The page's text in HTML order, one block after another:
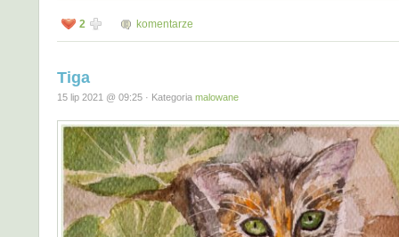
2 komentarze
Tiga
15 lip 2021 @ 09:25 · Kategoria malowane